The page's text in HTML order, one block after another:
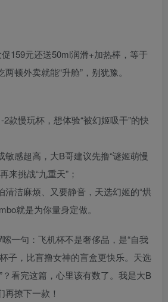
159元还送50ml润滑+加热棒，等于
顿外卖就能“升舱”，别犹豫。
款慢玩杯，想体验“被幻姬吸干”的快
敏感超高，大B哥建议先撸“谜姬萌慢
来挑战“九重天”；
清洁麻烦、又要静音，天选幻姬的“烘
就是为你量身定做。
一句：飞机杯不是奢侈品，是“自我
子，比盲撸女神的盲盒更快乐。天选
？看完这篇，心里该有数了。我是大B
撩下一款！